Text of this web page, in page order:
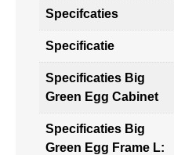
Specifcaties
Specificatie
Specificaties Big
Green Egg Cabinet
Specificaties Big
Green Egg Frame L: